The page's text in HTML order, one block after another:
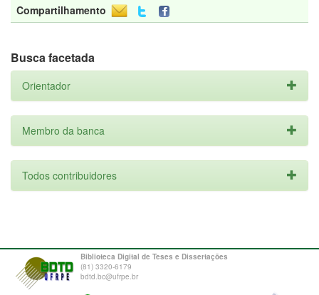
Compartilhamento
Busca facetada
Orientador
Membro da banca
Todos contribuidores
Biblioteca Digital de Teses e Dissertações
(81) 3320-6179
bdtd.bc@ufrpe.br